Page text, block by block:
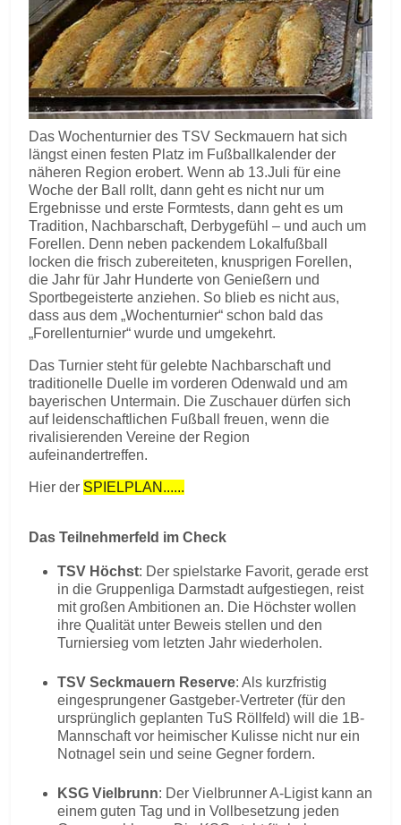
Das Wochenturnier des TSV Seckmauern hat sich
längst einen festen Platz im Fußballkalender der
näheren Region erobert. Wenn ab 13.Juli für eine
Woche der Ball rollt, dann geht es nicht nur um
Ergebnisse und erste Formtests, dann geht es um
Tradition, Nachbarschaft, Derbygefühl – und auch um
Forellen. Denn neben packendem Lokalfußball
locken die frisch zubereiteten, knusprigen Forellen,
die Jahr für Jahr Hunderte von Genießern und
Sportbegeisterte anziehen. So blieb es nicht aus,
dass aus dem „Wochenturnier“ schon bald das
„Forellenturnier“ wurde und umgekehrt.
Das Turnier steht für gelebte Nachbarschaft und
traditionelle Duelle im vorderen Odenwald und am
bayerischen Untermain. Die Zuschauer dürfen sich
auf leidenschaftlichen Fußball freuen, wenn die
rivalisierenden Vereine der Region
aufeinandertreffen.
Hier der SPIELPLAN......
Das Teilnehmerfeld im Check
TSV Höchst: Der spielstarke Favorit, gerade erst
in die Gruppenliga Darmstadt aufgestiegen, reist
mit großen Ambitionen an. Die Höchster wollen
ihre Qualität unter Beweis stellen und den
Turniersieg vom letzten Jahr wiederholen.
TSV Seckmauern Reserve: Als kurzfristig
eingesprungener Gastgeber-Vertreter (für den
ursprünglich geplanten TuS Röllfeld) will die 1B-
Mannschaft vor heimischer Kulisse nicht nur ein
Notnagel sein und seine Gegner fordern.
KSG Vielbrunn: Der Vielbrunner A-Ligist kann an
einem guten Tag und in Vollbesetzung jeden